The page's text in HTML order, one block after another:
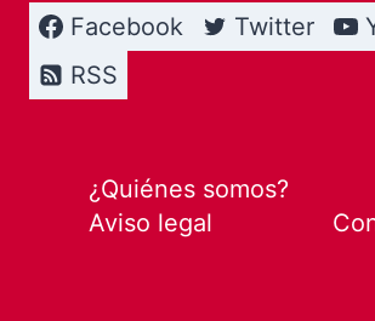
Facebook Twitter
RSS
¿Quiénes somos?
Aviso legal